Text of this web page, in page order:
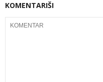
KOMENTARIŠI